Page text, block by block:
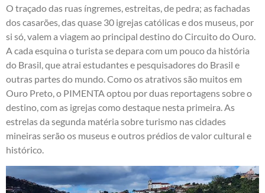
O traçado das ruas íngremes, estreitas, de pedra; as fachadas
dos casarões, das quase 30 igrejas católicas e dos museus, por
si só, valem a viagem ao principal destino do Circuito do Ouro.
A cada esquina o turista se depara com um pouco da história
do Brasil, que atrai estudantes e pesquisadores do Brasil e
outras partes do mundo. Como os atrativos são muitos em
Ouro Preto, o PIMENTA optou por duas reportagens sobre o
destino, com as igrejas como destaque nesta primeira. As
estrelas da segunda matéria sobre turismo nas cidades
mineiras serão os museus e outros prédios de valor cultural e
histórico.